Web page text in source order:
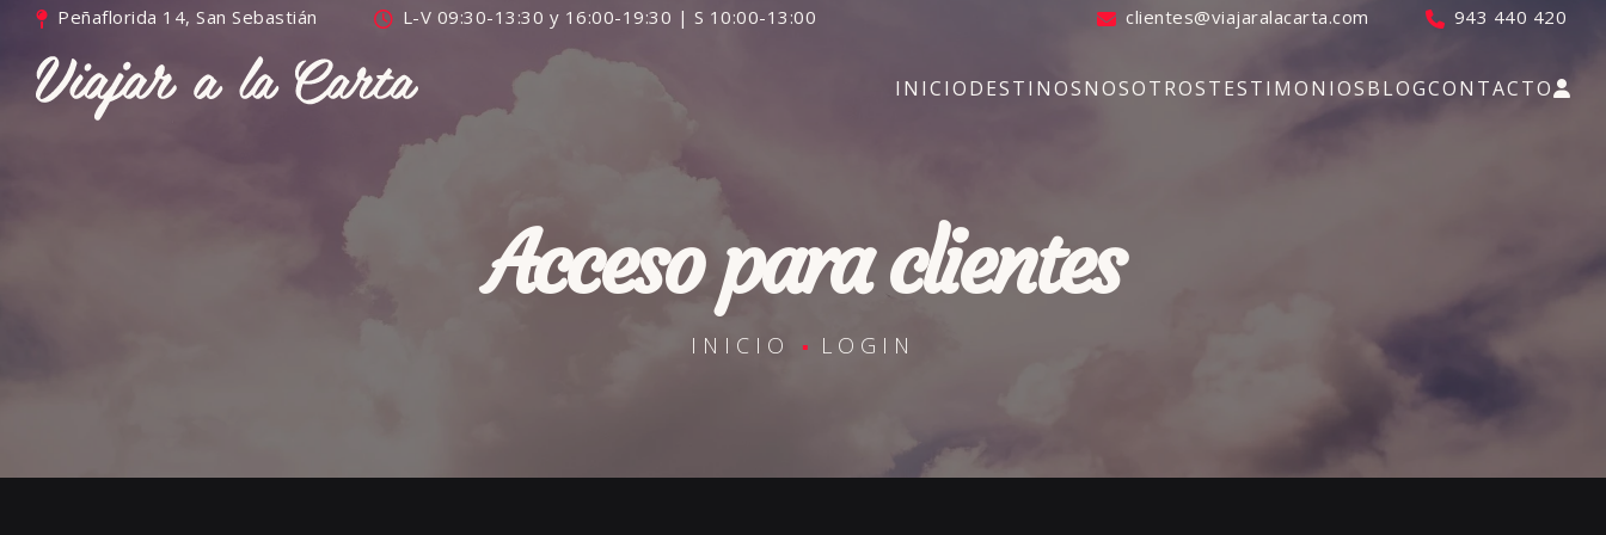
Peñaflorida 14, San Sebastián L-V 09:30-13:30 y 16:00-19:30 | S 10:00-13:00 clientes@viajaralacarta.com 943 440 420
INICIODESTINOSNOSOTROSTESTIMONIOSBLOGCONTACTO
Acceso para clientes
INICIO LOGIN